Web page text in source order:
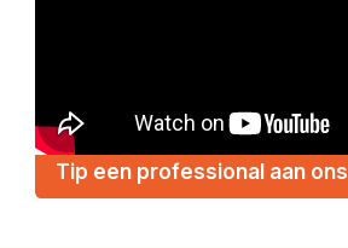
Tip een professional aan ons